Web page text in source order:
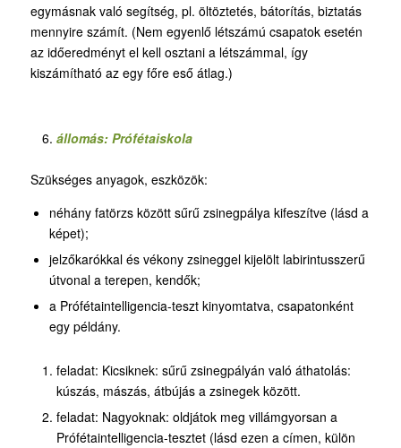
egymásnak való segítség, pl. öltöztetés, bátorítás, biztatás
mennyire számít. (Nem egyenlő létszámú csapatok esetén
az időeredményt el kell osztani a létszámmal, így
kiszámítható az egy főre eső átlag.)
állomás: Prófétaiskola
Szükséges anyagok, eszközök:
néhány fatörzs között sűrű zsinegpálya kifeszítve (lásd a
képet);
jelzőkarókkal és vékony zsineggel kijelölt labirintusszerű
útvonal a terepen, kendők;
a Prófétaintelligencia-teszt kinyomtatva, csapatonként
egy példány.
feladat: Kicsiknek: sűrű zsinegpályán való áthatolás:
kúszás, mászás, átbújás a zsinegek között.
feladat: Nagyoknak: oldjátok meg villámgyorsan a
Prófétaintelligencia-tesztet (lásd ezen a címen, külön